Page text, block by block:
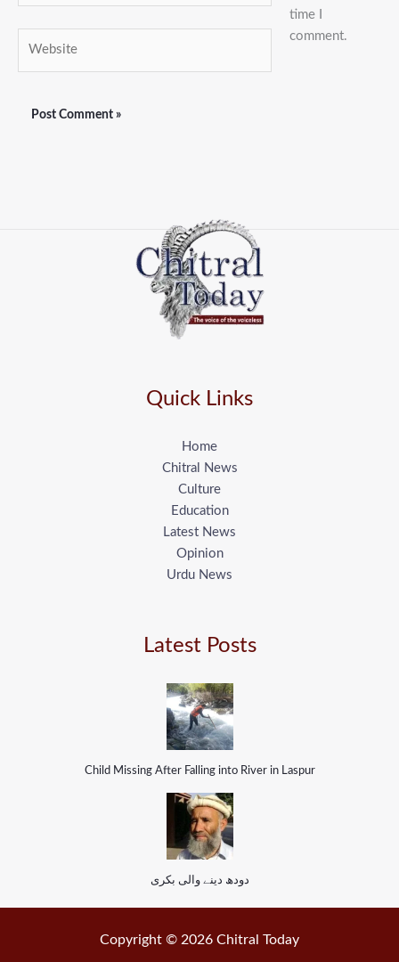
time I
comment.
Quick Links
Home
Chitral News
Culture
Education
Latest News
Opinion
Urdu News
Latest Posts
Child Missing After Falling into River in Laspur
دودھ دینے والی بکری
Copyright © 2026 Chitral Today